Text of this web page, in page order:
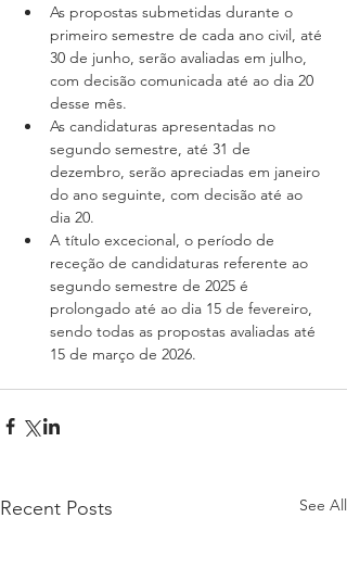
As propostas submetidas durante o
primeiro semestre de cada ano civil, até
30 de junho, serão avaliadas em julho,
com decisão comunicada até ao dia 20
desse mês.
As candidaturas apresentadas no
segundo semestre, até 31 de
dezembro, serão apreciadas em janeiro
do ano seguinte, com decisão até ao
dia 20.
A título excecional, o período de
receção de candidaturas referente ao
segundo semestre de 2025 é
prolongado até ao dia 15 de fevereiro,
sendo todas as propostas avaliadas até
15 de março de 2026.
Recent Posts See All